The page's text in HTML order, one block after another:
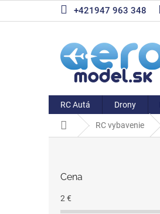
+421947 963 348
RC Autá Drony
DomovRC vybavenie
Cena
2 €